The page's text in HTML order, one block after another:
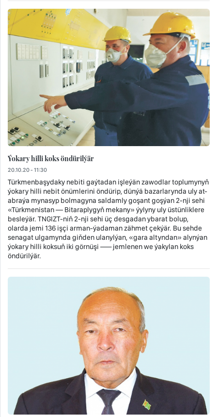
Ýokary hilli koks öndürilýär
20.10.20 - 11:30
Türkmenbaşydaky nebiti gaýtadan işleýän zawodlar toplumynyň
ýokary hilli nebit önümlerini öndürip, dünýä bazarlarynda uly at-
abraýa mynasyp bolmagyna saldamly goşant goşýan 2-nji sehi
«Türkmenistan — Bitaraplygyň mekany» ýylyny uly üstünliklere
besleýär. TNGIZT-niň 2-nji sehi üç desgadan ybarat bolup,
olarda jemi 136 işçi arman-ýadaman zähmet çekýär. Bu sehde
senagat ulgamynda giňden ulanylýan, «gara altyndan» alynýan
ýokary hilli koksuň iki görnüşi —– jemlenen we ýakylan koks
öndürilýär.